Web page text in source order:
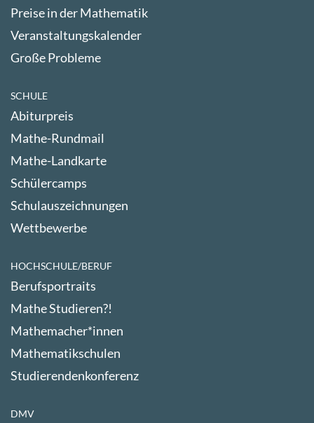
Preise in der Mathematik
Veranstaltungskalender
Große Probleme
SCHULE
Abiturpreis
Mathe-Rundmail
Mathe-Landkarte
Schülercamps
Schulauszeichnungen
Wettbewerbe
HOCHSCHULE/BERUF
Berufsportraits
Mathe Studieren?!
Mathemacher*innen
Mathematikschulen
Studierendenkonferenz
DMV